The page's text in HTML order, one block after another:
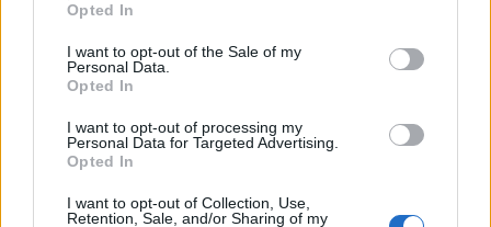
Opted In
I want to opt-out of the Sale of my
Personal Data.
Opted In
I want to opt-out of processing my
Personal Data for Targeted Advertising.
Opted In
I want to opt-out of Collection, Use,
Retention, Sale, and/or Sharing of my